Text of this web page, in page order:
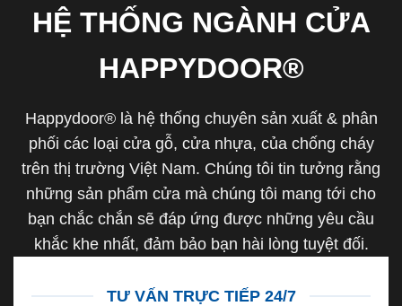
HỆ THỐNG NGÀNH CỬA
HAPPYDOOR®
Happydoor® là hệ thống chuyên sản xuất & phân
phối các loại cửa gỗ, cửa nhựa, của chống cháy
trên thị trường Việt Nam. Chúng tôi tin tưởng rằng
những sản phẩm cửa mà chúng tôi mang tới cho
bạn chắc chắn sẽ đáp ứng được những yêu cầu
khắc khe nhất, đảm bảo bạn hài lòng tuyệt đối.
TƯ VẤN TRỰC TIẾP 24/7